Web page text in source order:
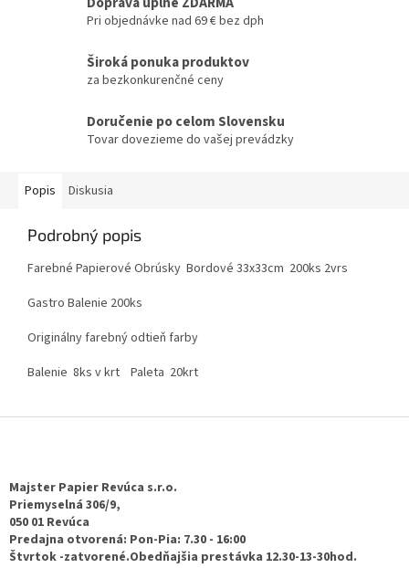
Pri objednávke nad 69 € bez dph
Široká ponuka produktov
za bezkonkurenčné ceny
Doručenie po celom Slovensku
Tovar dovezieme do vašej prevádzky
Popis Diskusia
Podrobný popis
Farebné Papierové Obrúsky Bordové 33x33cm 200ks 2vrs
Gastro Balenie 200ks
Originálny farebný odtieň farby
Balenie 8ks v krt Paleta 20krt
Majster Papier Revúca s.r.o.
Priemyselná 306/9,
050 01 Revúca
Predajna otvorená: Pon-Pia: 7.30 - 16:00
Štvrtok -zatvorené.Obedňajšia prestávka 12.30-13-30hod.